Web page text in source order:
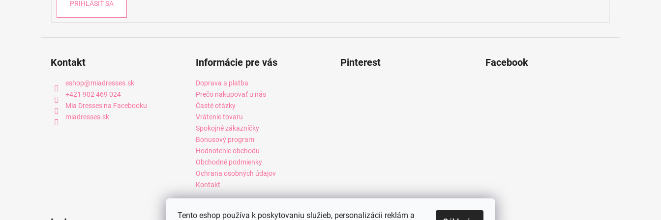
Tento eshop používa k poskytovaniu služieb, personalizácii reklám a
PRIHLÁSIŤ SA
Kontakt
eshop@miadresses.sk
+421 902 469 024
Mia Dresses na Facebooku
miadresses.sk
Informácie pre vás
Doprava a platba
Prečo nakupovať u nás
Časté otázky
Vrátenie tovaru
Spokojné zákazníčky
Bonusový program
Hodnotenie obchodu
Obchodné podmienky
Ochrana osobných údajov
Kontakt
Pinterest Facebook